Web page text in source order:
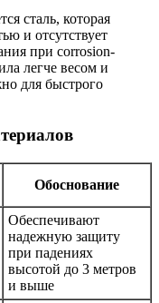
сталь, которая
и отсутствует
при corrosion-
легче весом и
для быстрого
Обоснование
Обеспечивают
надежную защиту
при падениях
высотой до 3 метров
и выше